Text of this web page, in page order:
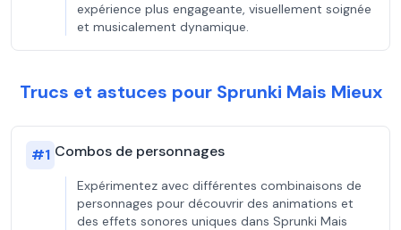
expérience plus engageante, visuellement soignée
et musicalement dynamique.
Trucs et astuces pour Sprunki Mais Mieux
#1 Combos de personnages
Expérimentez avec différentes combinaisons de
personnages pour découvrir des animations et
des effets sonores uniques dans Sprunki Mais